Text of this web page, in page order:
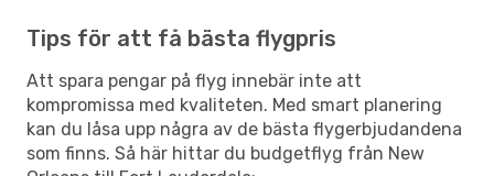
Tips för att få bästa flygpris
Att spara pengar på flyg innebär inte att
kompromissa med kvaliteten. Med smart planering
kan du låsa upp några av de bästa flygerbjudandena
som finns. Så här hittar du budgetflyg från New